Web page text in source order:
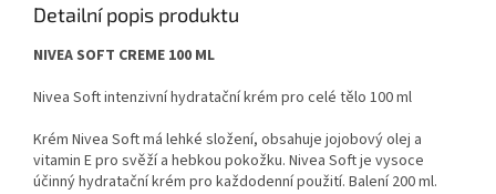
Detailní popis produktu
NIVEA SOFT CREME 100 ML
Nivea Soft intenzivní hydratační krém pro celé tělo 100 ml
Krém Nivea Soft má lehké složení, obsahuje jojobový olej a
vitamin E pro svěží a hebkou pokožku. Nivea Soft je vysoce
účinný hydratační krém pro každodenní použití. Balení 200 ml.